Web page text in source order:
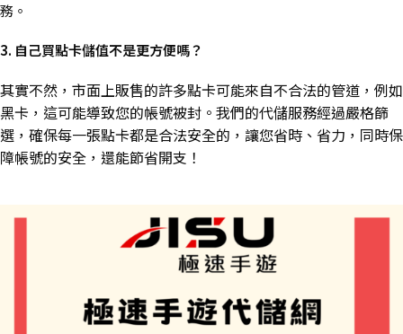
務。
3. 自己買點卡儲值不是更方便嗎？
其實不然，市面上販售的許多點卡可能來自不合法的管道，例如
黑卡，這可能導致您的帳號被封。我們的代儲服務經過嚴格篩
選，確保每一張點卡都是合法安全的，讓您省時、省力，同時保
障帳號的安全，還能節省開支！